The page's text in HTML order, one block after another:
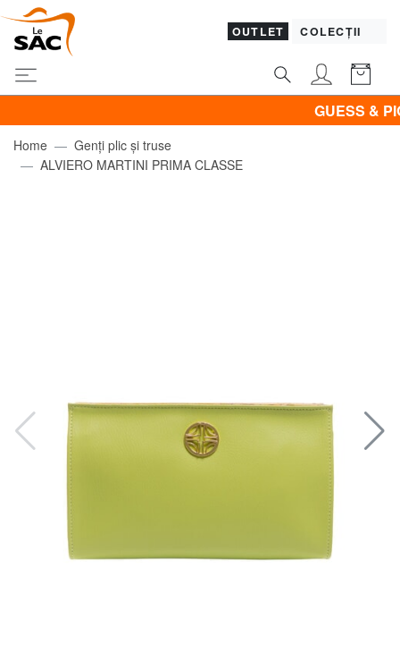
OUTLET COLECȚII
GUESS &
Home
Genți plic și truse
ALVIERO MARTINI PRIMA CLASSE